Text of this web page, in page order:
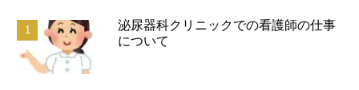
泌尿器科クリニックでの看護師の仕事
について